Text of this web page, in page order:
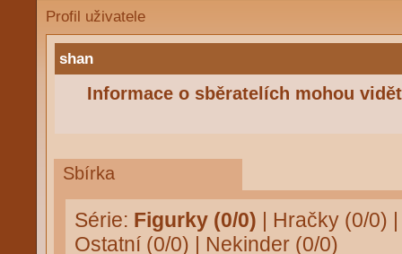
Profil uživatele
shan
Informace o sběratelích mohou
Sbírka
Série: Figurky (0/0) | Hračky (0/0)
Ostatní (0/0) | Nekinder (0/0)